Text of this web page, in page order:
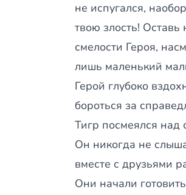
не испугался,
твою злость!
смелости Героя,
лишь маленький
Герой глубоко
бороться за
Тигр посмеялся над
Он никогда не
вместе с друзьями
Они начали